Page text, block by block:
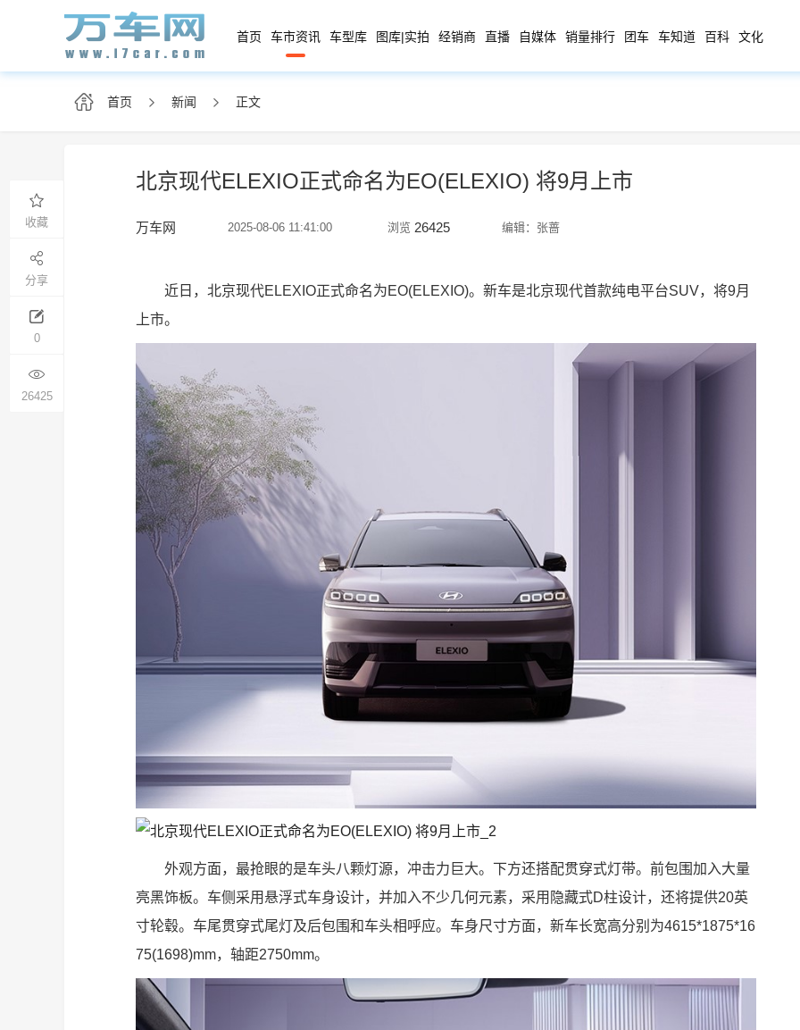
首页 车市资讯 车型库 图库|实拍 经销商 直播 自媒体 销量排行 团车 车知道 百科 文化
首页 新闻 正文
北京现代ELEXIO正式命名为EO(ELEXIO) 将9月上市
万车网 2025-08-06 11:41:00 浏览 26425 编辑：张蔷
收藏
分享
0
26425
近日，北京现代ELEXIO正式命名为EO(ELEXIO)。新车是北京现代首款纯电平台SUV，将9月
上市。
外观方面，最抢眼的是车头八颗灯源，冲击力巨大。下方还搭配贯穿式灯带。前包围加入大量
亮黑饰板。车侧采用悬浮式车身设计，并加入不少几何元素，采用隐藏式D柱设计，还将提供20英
寸轮毂。车尾贯穿式尾灯及后包围和车头相呼应。车身尺寸方面，新车长宽高分别为4615*1875*16
75(1698)mm，轴距2750mm。